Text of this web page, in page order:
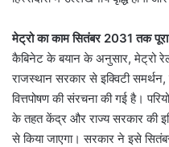
मेट्रो का काम सितंबर 2031 तक
कैबिनेट के बयान के अनुसार, मेट्रो
राजस्थान सरकार से इक्विटी
वित्तपोषण की संरचना की गई है।
के तहत केंद्र और राज्य सरकार की
से किया जाएगा। सरकार ने इसे